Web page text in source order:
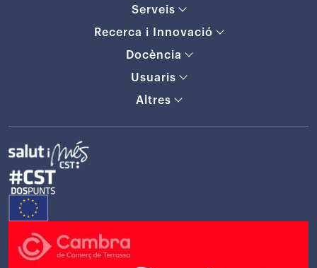
Serveis
Recerca i Innovació
Docència
Usuaris
Altres